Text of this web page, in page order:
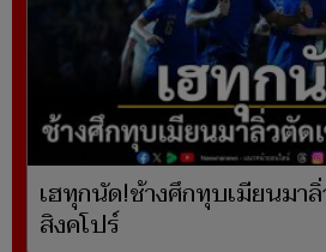
เฮทุกนัด!ช้างศึกทุบเมียนมา
สิงคโปร์